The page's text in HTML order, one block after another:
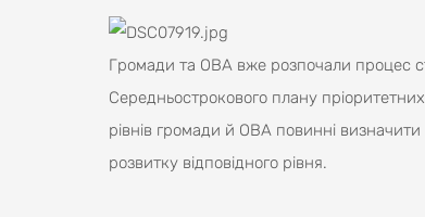
Громади та ОВА вже розпочали процес
Середньострокового плану
рівнів громади й ОВА повинні
розвитку відповідного рівня.